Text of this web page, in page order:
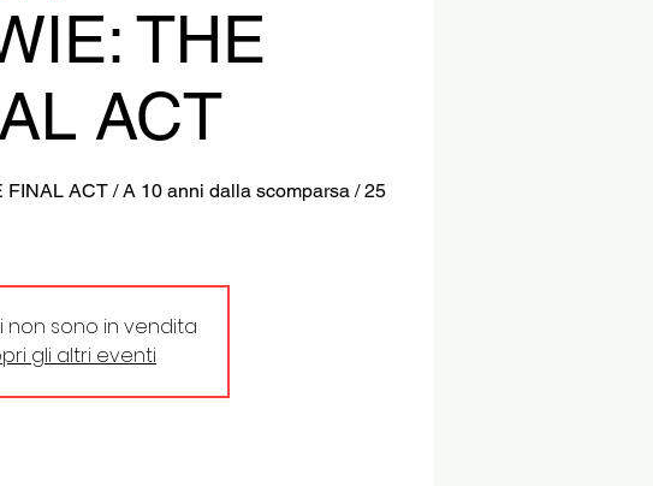
THE
ACT
FINAL ACT / A 10 anni dalla scomparsa / 25
non sono in vendita
gli altri eventi